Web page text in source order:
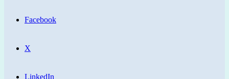
Facebook
X
LinkedIn